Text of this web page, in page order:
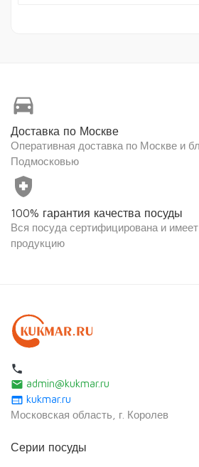
directions_car
Доставка по Москве
Оперативная доставка по Москве и
Подмосковью
health_and_safety
100% гарантия качества посуды
Вся посуда сертифицирована и
продукцию
local_phone
email admin@kukmar.ru
web kukmar.ru
Московская область, г. Королев
Серии посуды